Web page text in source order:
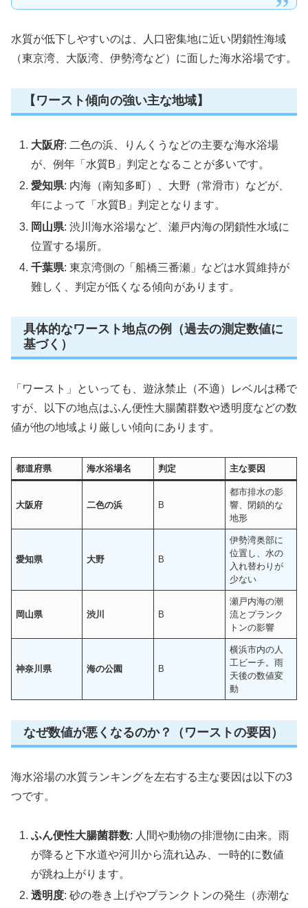
水質が低下しやすいのは、人口密集地に近い閉鎖性海域
（東京湾、大阪湾、伊勢湾など）に面した海水浴場です。
【ワースト傾向の強い主な地域】
大阪府: 二色の浜、りんくうなどの主要な海水浴場
が、例年「水質B」判定となることが多いです。
愛知県: 内海（南知多町）、大野（常滑市）などが、
年によって「水質B」判定となります。
岡山県: 渋川海水浴場など、瀬戸内海の閉鎖性水域に
位置する場所。
千葉県: 東京湾側の「船橋三番瀬」などは水質維持が
難しく、判定が低くなる傾向があります。
具体的なワースト地点の例（過去の測定数値に
基づく）
「ワースト」といっても、遊泳禁止（不適）レベルは稀で
すが、以下の地点はふん便性大腸菌群数や透明度などの数
値が他の地域より厳しい傾向にあります。
都道府県 海水浴場名 判定 主な要因
大阪府 二色の浜 B
都市排水の影
響、閉鎖的な
地形
愛知県 大野 B
伊勢湾奥部に
位置し、水の
入れ替わりが
少ない
岡山県 渋川 B
瀬戸内海の潮
流とプランク
トンの影響
神奈川県 海の公園 B
横浜市内の人
工ビーチ。雨
天後の数値変
動
なぜ数値が悪くなるのか？（ワーストの要因）
海水浴場の水質ランキングを左右する主な要因は以下の3
つです。
ふん便性大腸菌群数: 人間や動物の排泄物に由来。雨
が降ると下水道や河川から流れ込み、一時的に数値
が跳ね上がります。
透明度: 砂の巻き上げやプランクトンの発生（赤潮な